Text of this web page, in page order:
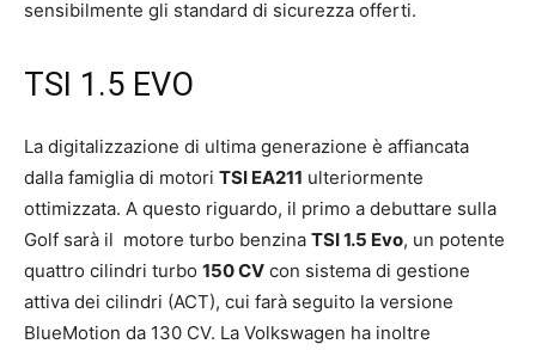
sensibilmente gli standard di sicurezza offerti.
TSI 1.5 EVO
La digitalizzazione di ultima generazione è affiancata
dalla famiglia di motori TSI EA211 ulteriormente
ottimizzata. A questo riguardo, il primo a debuttare sulla
Golf sarà il motore turbo benzina TSI 1.5 Evo, un potente
quattro cilindri turbo 150 CV con sistema di gestione
attiva dei cilindri (ACT), cui farà seguito la versione
BlueMotion da 130 CV. La Volkswagen ha inoltre